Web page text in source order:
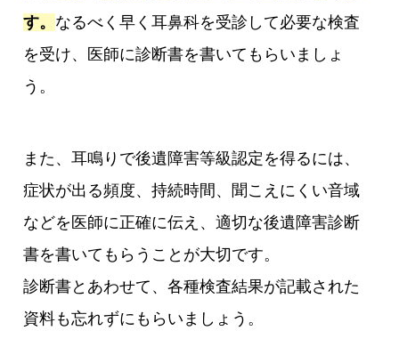
す。 なるべく早く耳鼻科を受診して必要な検査
を受け、医師に診断書を書いてもらいましょ
う。
また、耳鳴りで後遺障害等級認定を得るには、
症状が出る頻度、持続時間、聞こえにくい音域
などを医師に正確に伝え、適切な後遺障害診断
書を書いてもらうことが大切です。
診断書とあわせて、各種検査結果が記載された
資料も忘れずにもらいましょう。